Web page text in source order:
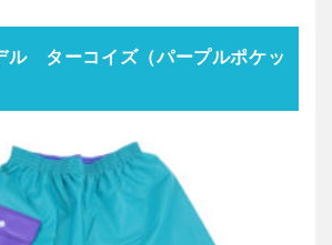
ル ターコイズ（パープルポケッ